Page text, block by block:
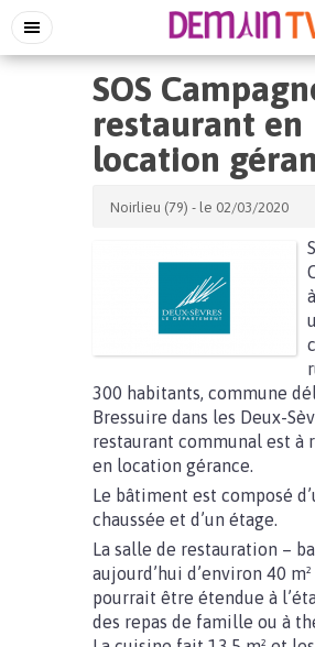
SOS
restaurant en
location
Noirlieu (79) - le 02/03/2020
300 habitants, commune
Bressuire dans les Deux-
restaurant communal est à
en location gérance.
Le bâtiment est composé
chaussée et d’un étage.
La salle de restauration –
aujourd’hui d’environ 40
pourrait être étendue à
des repas de famille ou à